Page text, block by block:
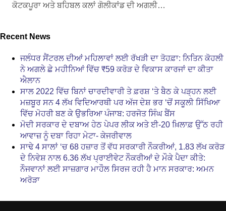
ਕੋਟਕਪੂਰਾ ਅਤੇ ਬਹਿਬਲ ਕਲਾਂ ਗੋਲੀਕਾਂਡ ਦੀ ਅਗਲੀ…
Recent News
ਜਲੰਧਰ ਸੈਂਟਰਲ ਦੀਆਂ ਮਹਿਲਾਵਾਂ ਲਈ ਰੱਖੜੀ ਦਾ ਤੋਹਫ਼ਾ: ਨਿਤਿਨ ਕੋਹਲੀ
ਨੇ ਅਗਲੇ ਛੇ ਮਹੀਨਿਆਂ ਵਿੱਚ ₹59 ਕਰੋੜ ਦੇ ਵਿਕਾਸ ਕਾਰਜਾਂ ਦਾ ਕੀਤਾ
ਐਲਾਨ
ਸਾਲ 2022 ਵਿੱਚ ਬਿਨਾਂ ਚਾਰਦੀਵਾਰੀ ਤੇ ਫ਼ਰਸ਼ ‘ਤੇ ਬੈਠ ਕੇ ਪੜ੍ਹਨ ਲਈ
ਮਜ਼ਬੂਰ ਸਨ 4 ਲੱਖ ਵਿਦਿਆਰਥੀ ਪਰ ਅੱਜ ਦੇਸ਼ ਭਰ ‘ਚੋਂ ਸਕੂਲੀ ਸਿੱਖਿਆ
ਵਿੱਚ ਮੋਹਰੀ ਬਣ ਕੇ ਉਭਰਿਆ ਪੰਜਾਬ: ਹਰਜੋਤ ਸਿੰਘ ਬੈਂਸ
ਮੋਦੀ ਸਰਕਾਰ ਦੇ ਦਬਾਅ ਹੇਠ ਪੇਪਰ ਲੀਕ ਅਤੇ ਈ-20 ਖ਼ਿਲਾਫ਼ ਉੱਠ ਰਹੀ
ਆਵਾਜ਼ ਨੂੰ ਦਬਾ ਰਿਹਾ ਮੇਟਾ- ਕੇਜਰੀਵਾਲ
ਸਾਢੇ 4 ਸਾਲਾਂ ‘ਚ 68 ਹਜ਼ਾਰ ਤੋਂ ਵੱਧ ਸਰਕਾਰੀ ਨੌਕਰੀਆਂ, 1.83 ਲੱਖ ਕਰੋੜ
ਦੇ ਨਿਵੇਸ਼ ਨਾਲ 6.36 ਲੱਖ ਪ੍ਰਾਈਵੇਟ ਨੌਕਰੀਆਂ ਦੇ ਮੌਕੇ ਪੈਦਾ ਕੀਤੇ:
ਨੌਜਵਾਨਾਂ ਲਈ ਸਾਜ਼ਗਾਰ ਮਾਹੌਲ ਸਿਰਜ ਰਹੀ ਹੈ ਮਾਨ ਸਰਕਾਰ: ਅਮਨ
ਅਰੋੜਾ